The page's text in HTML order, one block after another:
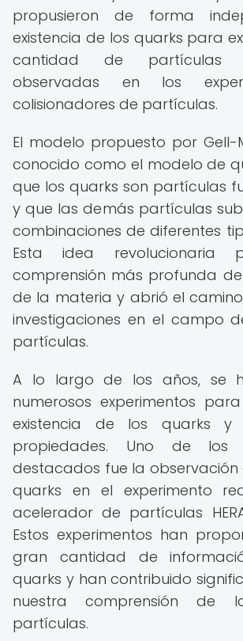
propusieron de forma
existencia de los quarks para
cantidad de partículas
observadas en los
colisionadores de partículas.
El modelo propuesto por Gell-
conocido como el modelo de
que los quarks son partículas
y que las demás partículas
combinaciones de diferentes
Esta idea revolucionaria
comprensión más profunda
de la materia y abrió el
investigaciones en el campo
partículas.
A lo largo de los años, se
numerosos experimentos
existencia de los quarks y
propiedades. Uno de los
destacados fue la observación
quarks en el experimento
acelerador de partículas
Estos experimentos han
gran cantidad de
quarks y han contribuido
nuestra comprensión de
partículas.